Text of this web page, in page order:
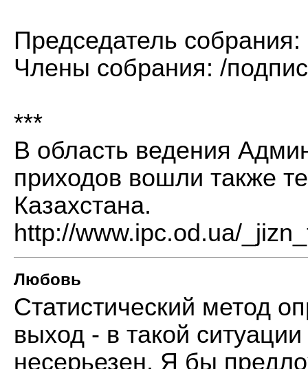
Председатель
Члены собрания: /
***
В область ведения
приходов вошли также
Казахстана.
http://www.ipc.od.ua/
Любовь
Статистический метод
выход - в такой ситуации
несерьезен. Я бы